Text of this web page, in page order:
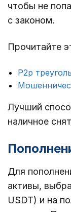
чтобы не
с законом.
Прочитайте
P2p
Лучший
наличное
Для
активы,
USDT) и на